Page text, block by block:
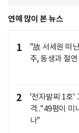
연예 많이 본 뉴스
1
"故 서세원 떠
주, 동생과 절
2
'전자발찌 1호'
격.."49평이 미
나"